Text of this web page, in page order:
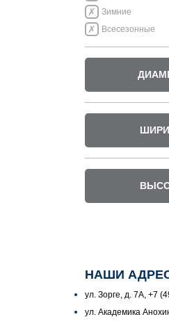
Зимние
Всесезонные
НАШИ
ул. Зорге, д. 7А, +7
ул. Академика